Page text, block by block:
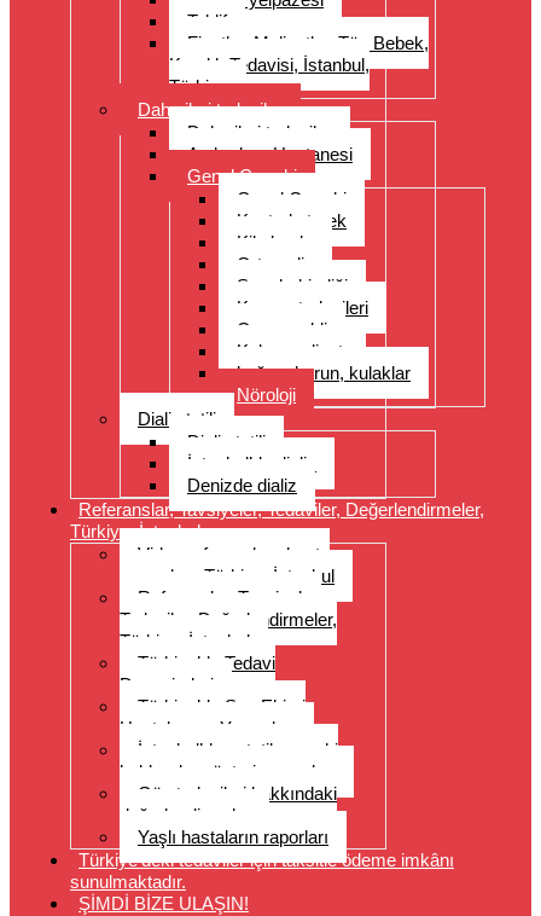
Teklif
Fiyatlar, Maliyetler, Tüp Bebek,
Kısırlık Tedavisi, İstanbul,
Türkiye
Daha ileri tedaviler
Daha ileri tedaviler
Acıbadem Hastanesi
Genel Cerrahi
Genel Cerrahi
Kontrol etmek
Kilo kaybı
Ortopedi
Spor hekimliği
Kanser tedavileri
Organ nakli
Kalp ameliyatı
boğaz, burun, kulaklar
Nöroloji
Dializ tatili
Dializ tatili
İstanbul’da dializ
Denizde dializ
Referanslar, Tavsiyeler, Tedaviler, Değerlendirmeler,
Türkiye, İstanbul
Video referansları, hasta
yorumları, Türkiye, İstanbul
Referanslar, Tavsiyeler,
Tedaviler, Değerlendirmeler,
Türkiye, İstanbul
Türkiye’de Tedavi
Deneyimleri
Türkiye’de Saç Ekimi
Hastalarının Yorumları
İstanbul’da estetik cerrahi
hakkında müşteri yorumları
Göz tedavileri hakkındaki
değerlendirmeler
Yaşlı hastaların raporları
Türkiye’deki tedaviler için taksitle ödeme imkânı
sunulmaktadır.
ŞİMDİ BİZE ULAŞIN!